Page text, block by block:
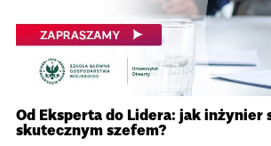
Od Eksperta do Lidera: jak inżynier
skutecznym szefem?